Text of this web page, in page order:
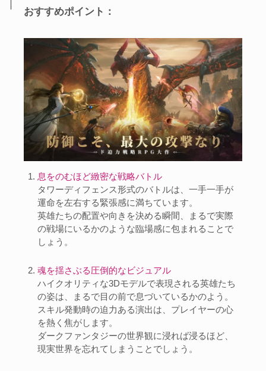
おすすめポイント：
息をのむほど緻密な戦略バトル
タワーディフェンス形式のバトルは、一手一手が
運命を左右する緊張感に満ちています。
英雄たちの配置や向きを決める瞬間、まるで実際
の戦場にいるかのような臨場感に包まれることで
しょう。
魂を揺さぶる圧倒的なビジュアル
ハイクオリティな3Dモデルで表現される英雄たち
の姿は、まるで目の前で息づいているかのよう。
スキル発動時の迫力ある演出は、プレイヤーの心
を熱く焦がします。
ダークファンタジーの世界観に浸れば浸るほど、
現実世界を忘れてしまうことでしょう。